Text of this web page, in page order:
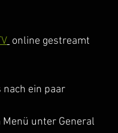
online gestreamt
nach ein paar
unter General